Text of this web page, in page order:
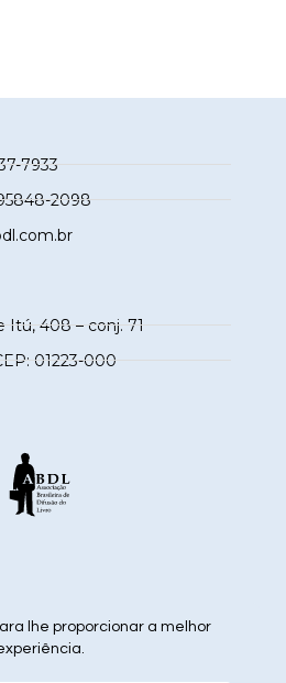
7933
2098
Itú, 408 – conj. 71
01223-000
redes sociais
lhe proporcionar a melhor